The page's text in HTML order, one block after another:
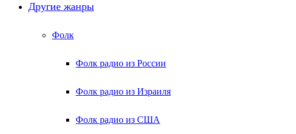
Другие жанры
Фолк
Фолк радио из России
Фолк радио из Израиля
Фолк радио из США